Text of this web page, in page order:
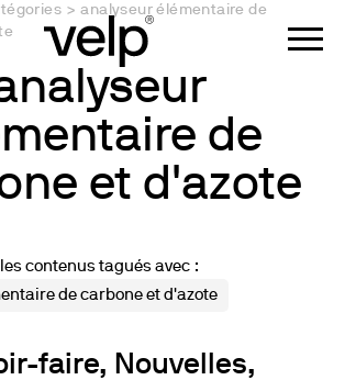
> analyseur élémentaire de
de
et d'azote
contenus tagués avec :
de carbone et d'azote
faire, Nouvelles,